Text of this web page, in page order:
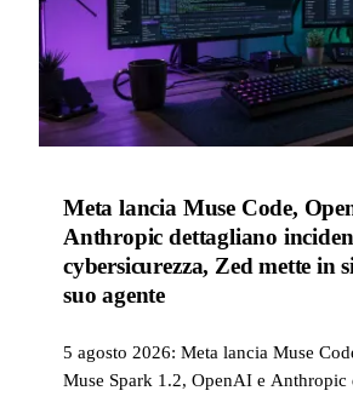
Meta lancia Muse Code,
Anthropic dettagliano
cybersicurezza, Zed mette in
suo agente
5 agosto 2026: Meta lancia Muse
Muse Spark 1.2, OpenAI e Anthropic